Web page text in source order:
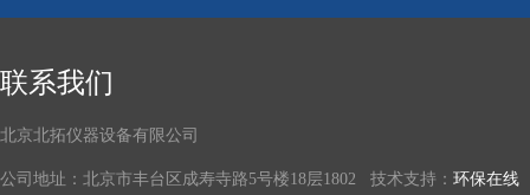
联系我们
北京北拓仪器设备有限公司
公司地址：北京市丰台区成寿寺路5号楼18层1802 技术支持： 环保在线